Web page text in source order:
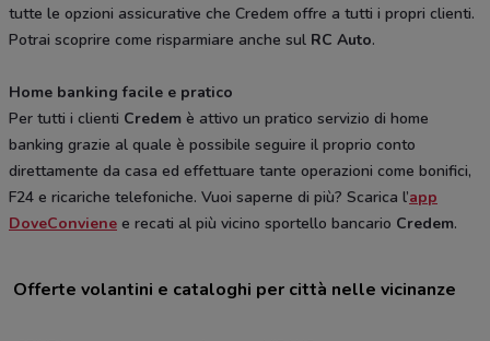
tutte le opzioni assicurative che Credem offre a tutti i propri clienti.
Potrai scoprire come risparmiare anche sul RC Auto.
Home banking facile e pratico
Per tutti i clienti Credem è attivo un pratico servizio di home
banking grazie al quale è possibile seguire il proprio conto
direttamente da casa ed effettuare tante operazioni come bonifici,
F24 e ricariche telefoniche. Vuoi saperne di più? Scarica l’app
DoveConviene e recati al più vicino sportello bancario Credem.
Offerte volantini e cataloghi per città nelle vicinanze